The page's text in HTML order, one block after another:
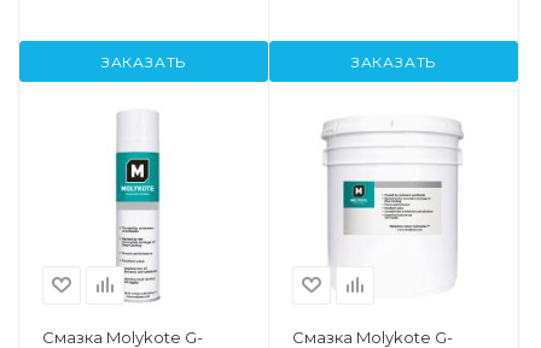
ЗАКАЗАТЬ ЗАКАЗАТЬ
Смазка Molykote G-
Смазка Molykote G-